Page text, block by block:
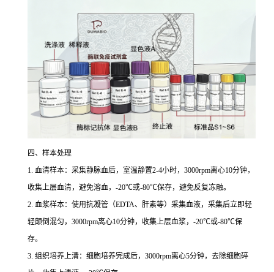
四、样本处理
1. 血清样本：采集静脉血后，室温静置2-4小时，3000rpm离心10分钟，
收集上层血清，避免溶血，-20℃或-80℃保存，避免反复冻融。
2. 血浆样本：使用抗凝管（EDTA、肝素等）采集血液，采集后立即轻
轻颠倒混匀，3000rpm离心10分钟，收集上层血浆，-20℃或-80℃保
存。
3. 组织培养上清：细胞培养完成后，3000rpm离心5分钟，去除细胞碎